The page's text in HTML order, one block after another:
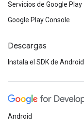
Servicios de Google Play
Google Play Console
Descargas
Instala el SDK de Android
Android